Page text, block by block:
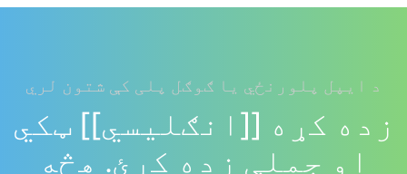
د ایپل پلورنځي یا ګوګل پلی کې شتون لري
زده کړه [[انګلیسي]] ټکي
او جملې زده کړئ. هڅه